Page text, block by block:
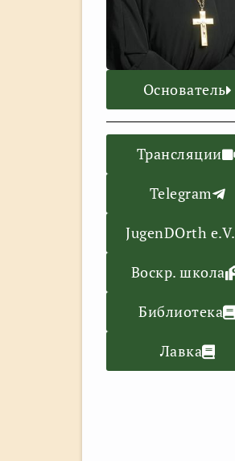
Основатель
Трансляции
Telegram
JugenDOrth e.V.
Воскр. школа
Библиотека
Лавка